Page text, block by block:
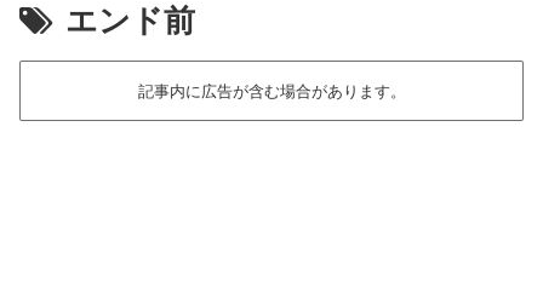
エンド前
記事内に広告が含む場合があります。